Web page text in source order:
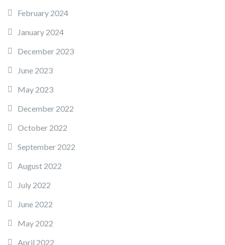
February 2024
January 2024
December 2023
June 2023
May 2023
December 2022
October 2022
September 2022
August 2022
July 2022
June 2022
May 2022
April 2022